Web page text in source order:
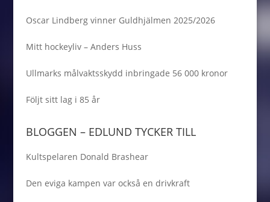
Oscar Lindberg vinner Guldhjälmen 2025/2026
Mitt hockeyliv – Anders Huss
Ullmarks målvaktsskydd inbringade 56 000 kronor
Följt sitt lag i 85 år
BLOGGEN – EDLUND TYCKER TILL
Kultspelaren Donald Brashear
Den eviga kampen var också en drivkraft